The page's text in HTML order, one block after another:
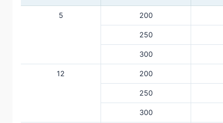
5 200
250
300
12 200
250
300